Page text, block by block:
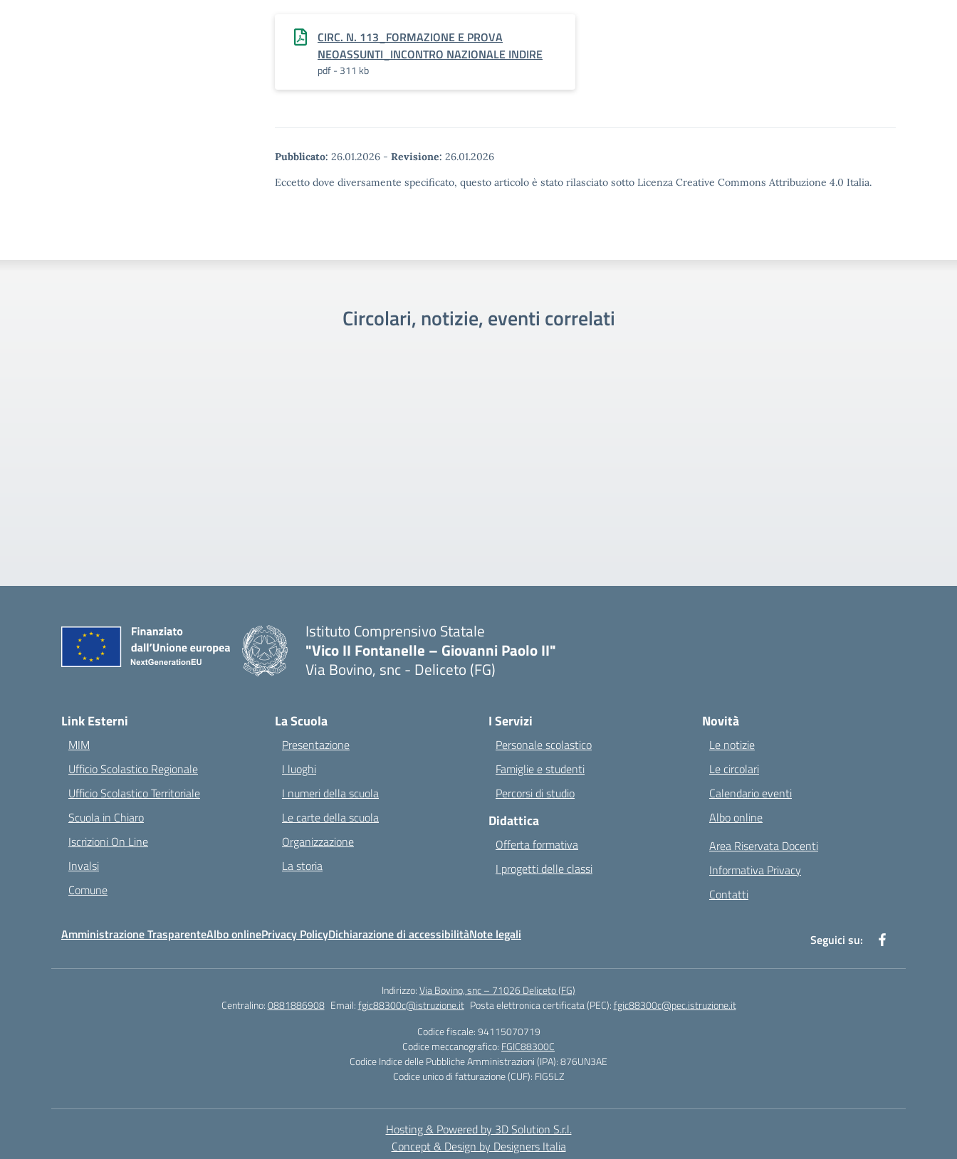
CIRC. N. 113_FORMAZIONE E PROVA
NEOASSUNTI_INCONTRO NAZIONALE INDIRE
pdf - 311 kb
Pubblicato: 26.01.2026 - Revisione: 26.01.2026
Eccetto dove diversamente specificato, questo articolo è stato rilasciato sotto Licenza Creative Commons Attribuzione 4.0 Italia.
Circolari, notizie, eventi correlati
Istituto Comprensivo Statale
"Vico II Fontanelle – Giovanni Paolo II"
Via Bovino, snc - Deliceto (FG)
Link Esterni
MIM
Ufficio Scolastico Regionale
Ufficio Scolastico Territoriale
Scuola in Chiaro
Iscrizioni On Line
Invalsi
Comune
La Scuola
Presentazione
I luoghi
I numeri della scuola
Le carte della scuola
Organizzazione
La storia
I Servizi
Personale scolastico
Famiglie e studenti
Percorsi di studio
Didattica
Offerta formativa
I progetti delle classi
Novità
Le notizie
Le circolari
Calendario eventi
Albo online
Area Riservata Docenti
Informativa Privacy
Contatti
Amministrazione TrasparenteAlbo onlinePrivacy PolicyDichiarazione di accessibilitàNote legali Seguici su:
Indirizzo:Via Bovino, snc – 71026 Deliceto (FG)
Centralino:0881886908 Email:fgic88300c@istruzione.it Posta elettronica certificata (PEC):fgic88300c@pec.istruzione.it
Codice fiscale: 94115070719
Codice meccanografico: FGIC88300C
Codice Indice delle Pubbliche Amministrazioni (IPA): 876UN3AE
Codice unico di fatturazione (CUF): FIG5LZ
Hosting & Powered by 3D Solution S.r.l.
Concept & Design by Designers Italia